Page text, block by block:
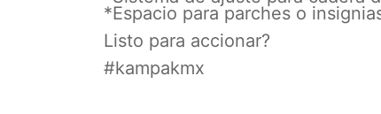
*Espacio para parches o
Listo para accionar?
#kampakmx